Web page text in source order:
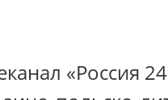
«Россия